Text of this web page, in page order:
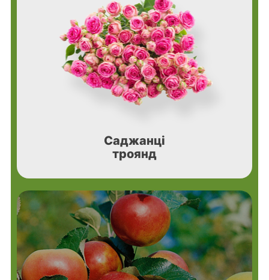
Саджанці
троянд